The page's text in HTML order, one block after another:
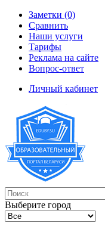
Заметки (0)
Сравнить
Наши услуги
Тарифы
Реклама на сайте
Вопрос-ответ
Личный кабинет
Выберите город